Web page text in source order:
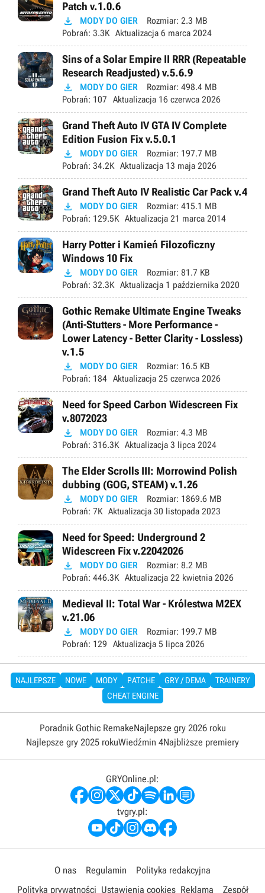
Patch v.1.0.6
 MODY DO GIER Rozmiar: 2.3 MB
Pobrań: 3.3K Aktualizacja 6 marca 2024
Sins of a Solar Empire II RRR (Repeatable
Research Readjusted) v.5.6.9
 MODY DO GIER Rozmiar: 498.4 MB
Pobrań: 107 Aktualizacja 16 czerwca 2026
Grand Theft Auto IV GTA IV Complete
Edition Fusion Fix v.5.0.1
 MODY DO GIER Rozmiar: 197.7 MB
Pobrań: 34.2K Aktualizacja 13 maja 2026
Grand Theft Auto IV Realistic Car Pack v.4
 MODY DO GIER Rozmiar: 415.1 MB
Pobrań: 129.5K Aktualizacja 21 marca 2014
Harry Potter i Kamień Filozoficzny
Windows 10 Fix
 MODY DO GIER Rozmiar: 81.7 KB
Pobrań: 32.3K Aktualizacja 1 października 2020
Gothic Remake Ultimate Engine Tweaks
(Anti-Stutters - More Performance -
Lower Latency - Better Clarity - Lossless)
v.1.5
 MODY DO GIER Rozmiar: 16.5 KB
Pobrań: 184 Aktualizacja 25 czerwca 2026
Need for Speed Carbon Widescreen Fix
v.8072023
 MODY DO GIER Rozmiar: 4.3 MB
Pobrań: 316.3K Aktualizacja 3 lipca 2024
The Elder Scrolls III: Morrowind Polish
dubbing (GOG, STEAM) v.1.26
 MODY DO GIER Rozmiar: 1869.6 MB
Pobrań: 7K Aktualizacja 30 listopada 2023
Need for Speed: Underground 2
Widescreen Fix v.22042026
 MODY DO GIER Rozmiar: 8.2 MB
Pobrań: 446.3K Aktualizacja 22 kwietnia 2026
Medieval II: Total War - Królestwa M2EX
v.21.06
 MODY DO GIER Rozmiar: 199.7 MB
Pobrań: 129 Aktualizacja 5 lipca 2026
NAJLEPSZE NOWE MODY PATCHE GRY / DEMA
TRAINERY
CHEAT ENGINE
Poradnik Gothic RemakeNajlepsze gry 2026 roku
Najlepsze gry 2025 rokuWiedźmin 4Najbliższe premiery
GRYOnline.pl:
tvgry.pl:
O nas Regulamin
Polityka redakcyjna
Polityka prywatności Ustawienia cookies Reklama Zespół